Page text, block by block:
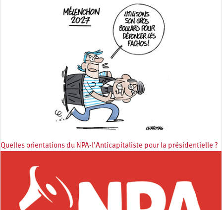
Quelles orientations du NPA-l’Anticapitaliste pour la présidentielle ?